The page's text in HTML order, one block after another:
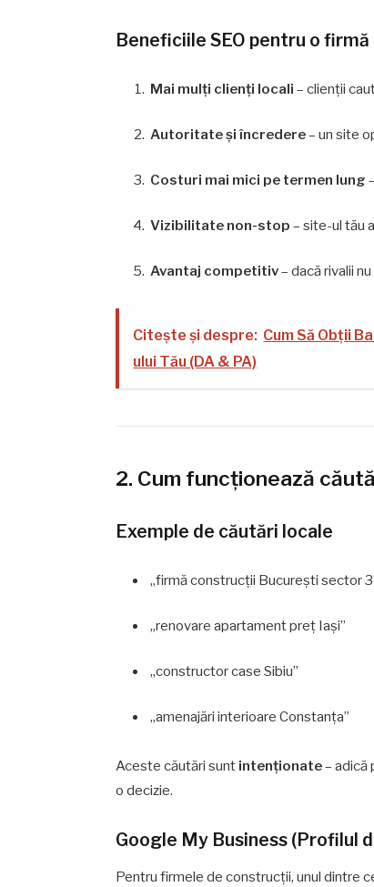
Beneficiile SEO pentru o
Mai mulți clienți locali – clienții
Autoritate și încredere– un site
Costuri mai mici pe termen lung
Vizibilitate non-stop – site-ul tău
Avantaj competitiv– dacă rivalii
Citește și despre: Cum Să Obții
ului Tău (DA & PA)
2. Cum funcționează
Exemple de căutări locale
„firmă construcții București sector
„renovare apartament preț Iași”
„constructor case Sibiu”
„amenajări interioare Constanța”
Aceste căutări sunt intenționate– adică
o decizie.
Google My Business (Profilul
Pentru firmele de construcții, unul dintre